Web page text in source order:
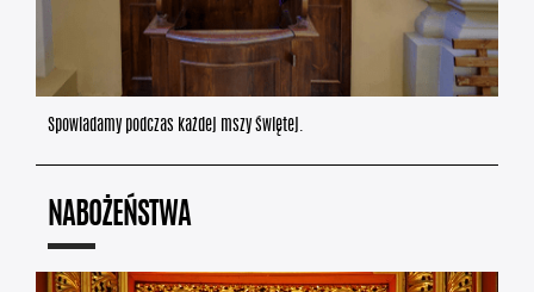
Spowiadamy podczas każdej mszy świętej.
NABOŻEŃSTWA